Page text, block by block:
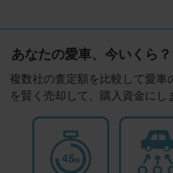
あなたの愛車、今いくら？
複数社の査定額を比較して愛車
を賢く売却して、購入資金にし